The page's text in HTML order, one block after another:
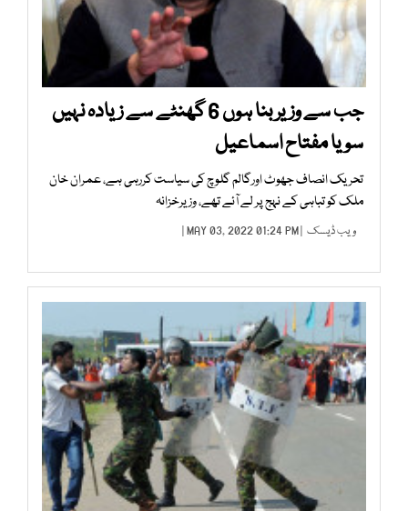
جب سے وزیر بنا ہوں 6 گھنٹے سے زیادہ نہیں
سویا مفتاح اسماعیل
تحریک انصاف جھوٹ اورگالم گلوچ کی سیاست کررہی ہے، عمران خان
ملک کو تباہی کے نہج پر لے آئے تھے، وزیرخزانہ
ویب ڈیسک | MAY 03, 2022 01:24 PM |